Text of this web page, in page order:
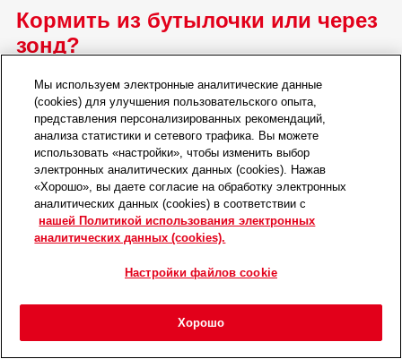
Главная Мероприятия Войти Избранное Меню
Кормить из бутылочки или через
зонд?
Существует только два способа кормления
новорожденных щенков заменителем
молока — из бутылочки или череззонд
Автор убежден, что предпочтительнее
кормить из бутылочки, если это возможно.
Следует использовать специальные
бутылочки для щенков, так как они оснащены
адаптированными сосками,
обеспечивающими оптимальный поток
момент: если молоко будет поступать
использования детской бутылочки для
щенков мелких пород), может произойти
аспирация. Автор предпочитает
Мы используем электронные аналитические данные
(cookies) для улучшения пользовательского опыта,
представления персонализированных рекомендаций,
анализа статистики и сетевого трафика. Вы можете
использовать «настройки», чтобы изменить выбор
электронных аналитических данных (cookies). Нажав
«Хорошо», вы даете согласие на обработку электронных
аналитических данных (cookies) в соответствии с
нашей Политикой использования электронных
аналитических данных (cookies).
Настройки файлов cookie
Хорошо